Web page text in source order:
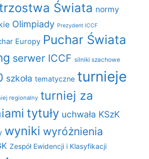
Świata normy
Olimpiady Prezydent ICCF
Europy Puchar Świata
serwer ICCF silniki szachowe
szkoła tematyczne turnieje
regionalny turniej za
tytuły uchwała KSzK
wyniki wyróżnienia
Zespół Ewidencji i Klasyfikacji